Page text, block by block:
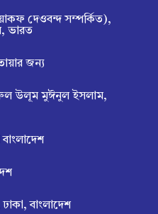
দেওবন্দ সম্পর্কিত),
ভারত
জন্য
উলূম মুঈনুল ইসলাম,
ঢাকা, বাংলাদেশ